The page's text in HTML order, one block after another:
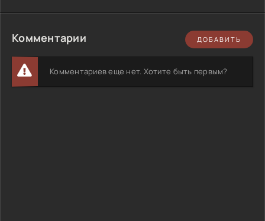
Комментарии ДОБАВИТЬ
Комментариев еще нет. Хотите быть первым?